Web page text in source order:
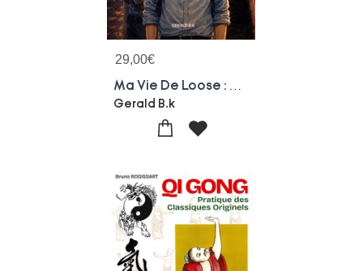
29,00€
Gerald B.k